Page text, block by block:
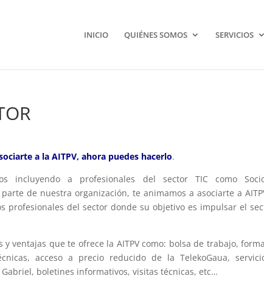
INICIO QUIÉNES SOMOS SERVICIOS
a la AITPV, ahora puedes hacerlo.
incluyendo a profesionales del sector TIC como
de nuestra organización, te animamos a asociarte a
profesionales del sector donde su objetivo es impulsar el
ventajas que te ofrece la AITPV como: bolsa de trabajo,
acceso a precio reducido de la TelekoGaua,
boletines informativos, visitas técnicas, etc…